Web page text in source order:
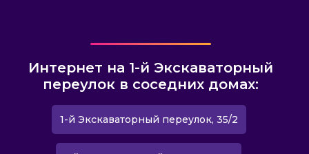
Интернет на 1-й Экскаваторный
переулок в соседних домах:
1-й Экскаваторный переулок, 35/2